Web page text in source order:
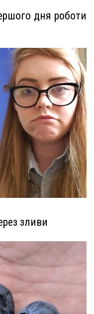
дня роботи
зливи